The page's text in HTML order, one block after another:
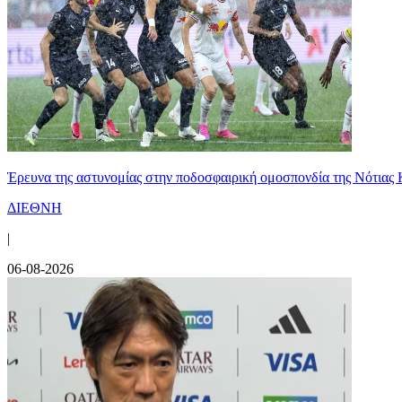
Έρευνα της αστυνομίας στην ποδοσφαιρική ομοσπονδία της
ΔΙΕΘΝΗ
|
06-08-2026